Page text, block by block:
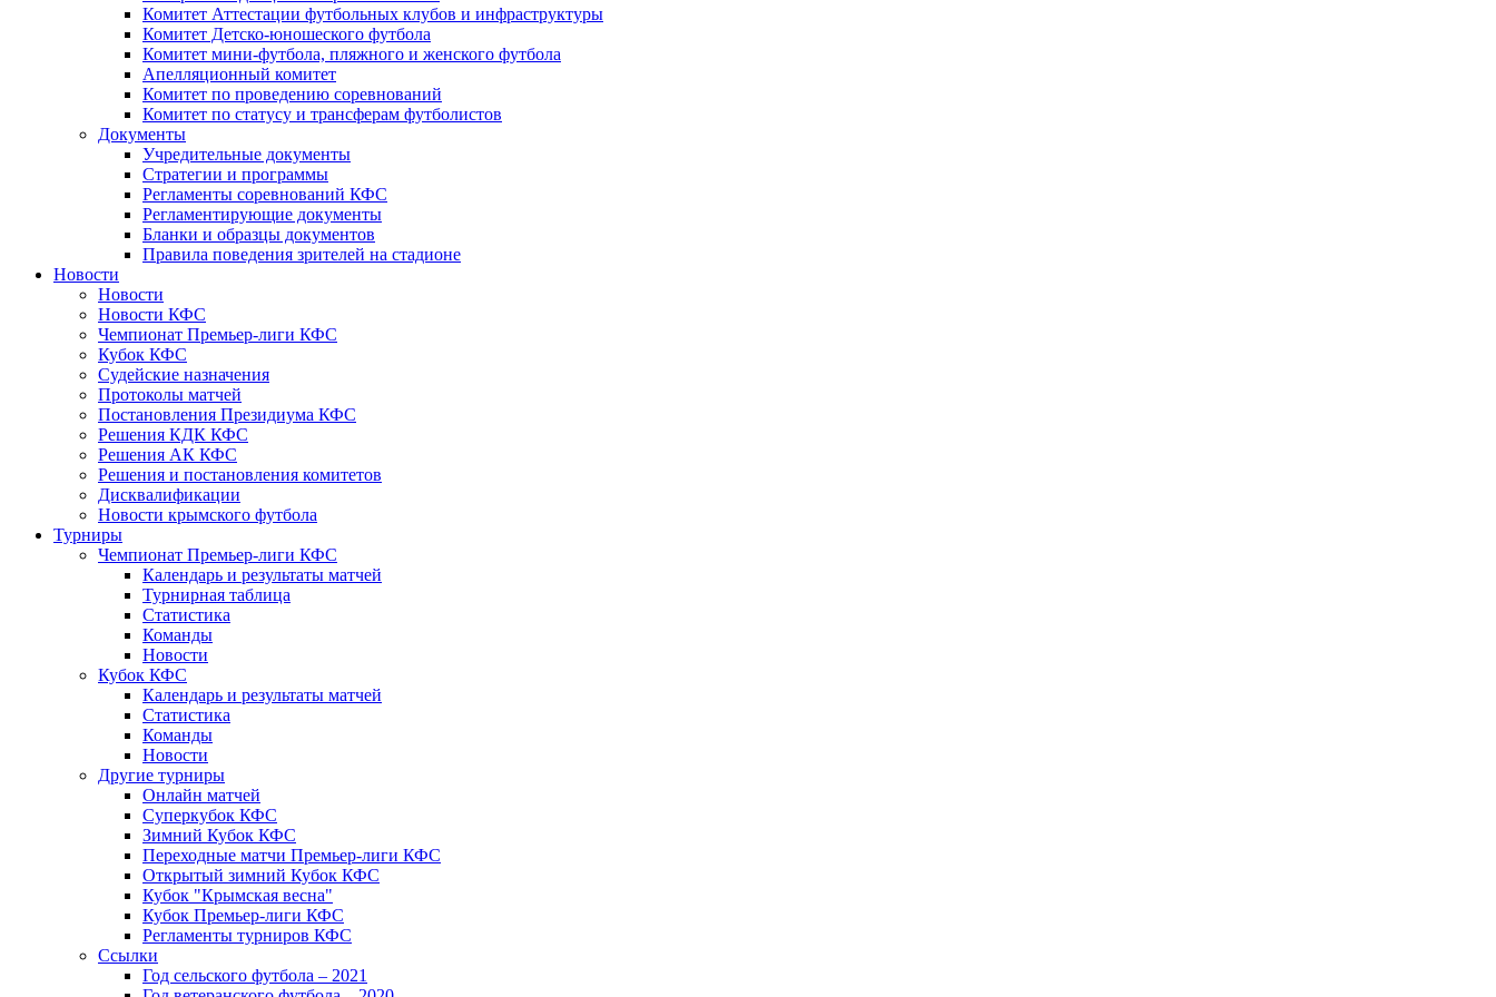
Комитет Аттестации футбольных клубов и инфраструктуры
Комитет Детско-юношеского футбола
Комитет мини-футбола, пляжного и женского футбола
Апелляционный комитет
Комитет по проведению соревнований
Комитет по статусу и трансферам футболистов
Документы
Учредительные документы
Стратегии и программы
Регламенты соревнований КФС
Регламентирующие документы
Бланки и образцы документов
Правила поведения зрителей на стадионе
Новости
Новости
Новости КФС
Чемпионат Премьер-лиги КФС
Кубок КФС
Судейские назначения
Протоколы матчей
Постановления Президиума КФС
Решения КДК КФС
Решения АК КФС
Решения и постановления комитетов
Дисквалификации
Новости крымского футбола
Турниры
Чемпионат Премьер-лиги КФС
Календарь и результаты матчей
Турнирная таблица
Статистика
Команды
Новости
Кубок КФС
Календарь и результаты матчей
Статистика
Команды
Новости
Другие турниры
Онлайн матчей
Суперкубок КФС
Зимний Кубок КФС
Переходные матчи Премьер-лиги КФС
Открытый зимний Кубок КФС
Кубок "Крымская весна"
Кубок Премьер-лиги КФС
Регламенты турниров КФС
Ссылки
Год сельского футбола – 2021